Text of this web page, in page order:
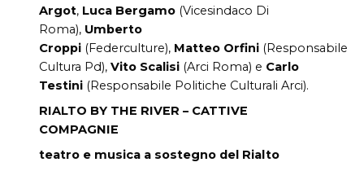
Argot, Luca Bergamo (Vicesindaco Di
Roma), Umberto
Croppi (Federculture), Matteo Orfini (Responsabile
Cultura Pd), Vito Scalisi (Arci Roma) e Carlo
Testini (Responsabile Politiche Culturali Arci).
RIALTO BY THE RIVER – CATTIVE
COMPAGNIE
teatro e musica a sostegno del Rialto